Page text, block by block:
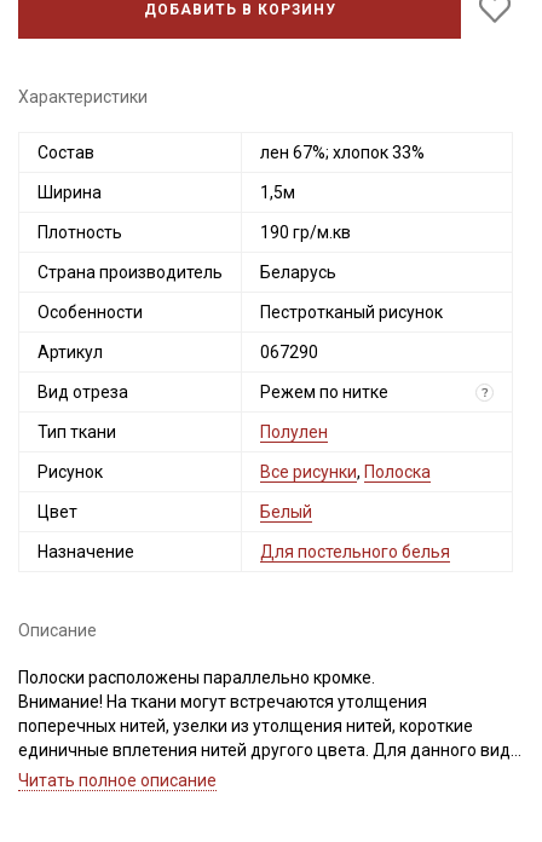
ДОБАВИТЬ В КОРЗИНУ
Характеристики
Состав лен 67%; хлопок 33%
Ширина 1,5м
Плотность 190 гр/м.кв
Страна производитель Беларусь
Особенности Пестротканый рисунок
Артикул 067290
Вид отреза Режем по нитке ?
Тип ткани Полулен
Рисунок Все рисунки, Полоска
Цвет Белый
Назначение Для постельного белья
Описание
Полоски расположены параллельно кромке.
Внимание! На ткани могут встречаются утолщения
поперечных нитей, узелки из утолщения нитей, короткие
единичные вплетения нитей другого цвета. Для данного вида
ткани это браком и дефектом не считается. Не вырезаем.
Читать полное описание